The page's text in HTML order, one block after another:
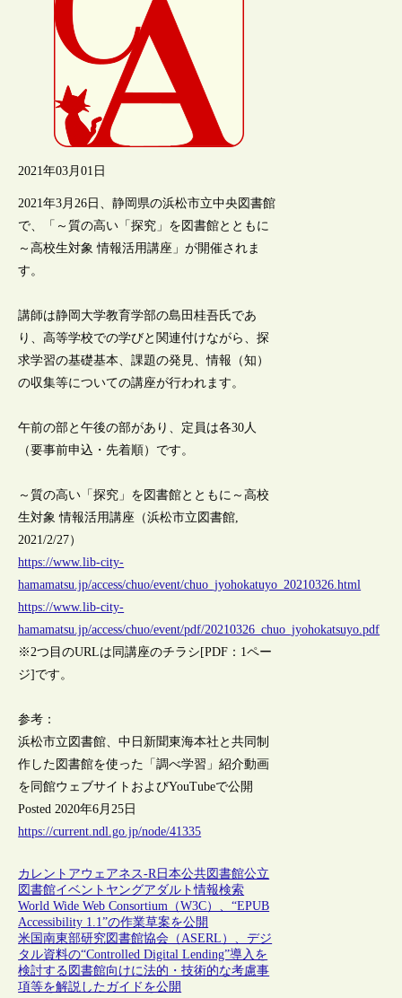
2021年03月01日
2021年3月26日、静岡県の浜松市立中央図書館
で、「～質の高い「探究」を図書館とともに
～高校生対象 情報活用講座」が開催されま
す。
講師は静岡大学教育学部の島田桂吾氏であ
り、高等学校での学びと関連付けながら、探
求学習の基礎基本、課題の発見、情報（知）
の収集等についての講座が行われます。
午前の部と午後の部があり、定員は各30人
（要事前申込・先着順）です。
～質の高い「探究」を図書館とともに～高校
生対象 情報活用講座（浜松市立図書館,
2021/2/27）
https://www.lib-city-
hamamatsu.jp/access/chuo/event/chuo_jyohokatuyo_20210326.html
https://www.lib-city-
hamamatsu.jp/access/chuo/event/pdf/20210326_chuo_jyohokatsuyo.pdf
※2つ目のURLは同講座のチラシ[PDF：1ペー
ジ]です。
参考：
浜松市立図書館、中日新聞東海本社と共同制
作した図書館を使った「調べ学習」紹介動画
を同館ウェブサイトおよびYouTubeで公開
Posted 2020年6月25日
https://current.ndl.go.jp/node/41335
カレントアウェアネス-R 日本公共図書館公立
図書館イベント ヤングアダルト情報検索
World Wide Web Consortium（W3C）、“EPUB
Accessibility 1.1”の作業草案を公開
米国南東部研究図書館協会（ASERL）、デジ
タル資料の“Controlled Digital Lending”導入を
検討する図書館向けに法的・技術的な考慮事
項等を解説したガイドを公開